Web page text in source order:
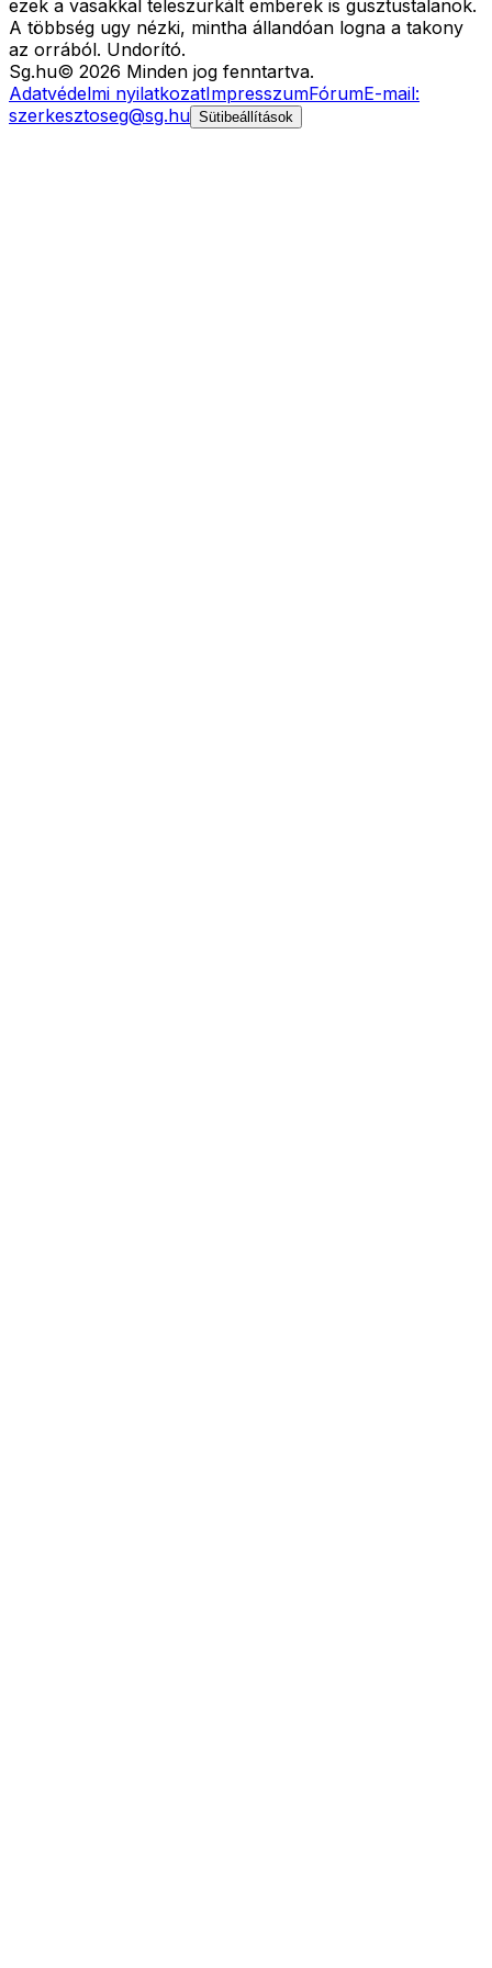
ezek a vasakkal teleszurkált emberek is gusztustalanok.
A többség ugy nézki, mintha állandóan logna a takony
az orrából. Undorító.
Sg.hu© 2026 Minden jog fenntartva.
Adatvédelmi nyilatkozatImpresszumFórumE-mail:
szerkesztoseg@sg.hu Sütibeállítások